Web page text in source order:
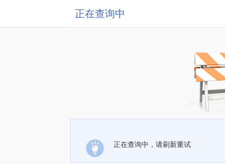
正在查询中
正在查询中，请刷新重试